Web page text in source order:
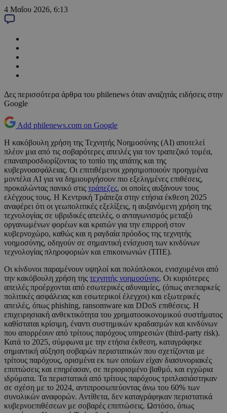
4 Μαΐου 2026, 6:13
Δες περισσότερα άρθρα του philenews όταν αναζητάς ειδήσεις στην
Google
Add philenews.com on Google
Η κακόβουλη χρήση της Τεχνητής Νοημοσύνης (AI) αποτελεί
πλέον μια από τις σοβαρότερες απειλές για τον τραπεζικό τομέα,
επαναπροσδιορίζοντας το τοπίο της απάτης και της
κυβερνοασφάλειας. Οι επιτιθέμενοι χρησιμοποιούν προηγμένα
μοντέλα AI για να δημιουργήσουν πιο εξελιγμένες επιθέσεις,
προκαλώντας πανικό στις τράπεζες, οι οποίες αυξάνουν τους
ελέγχους τους. Η Κεντρική Τράπεζα στην ετήσια έκθεση 2025
αναφέρει ότι οι γεωπολιτικές εξελίξεις, η αυξανόμενη χρήση της
τεχνολογίας σε υβριδικές απειλές, ο ανταγωνισμός μεταξύ
οργανωμένων φορέων και κρατών για την επιρροή στον
κυβερνοχώρο, καθώς και η ραγδαία πρόοδος της τεχνητής
νοημοσύνης, οδηγούν σε σημαντική ενίσχυση των κινδύνων
τεχνολογίας πληροφοριών και επικοινωνιών (ΤΠΕ).
Οι κίνδυνοι παραμένουν υψηλοί και πολύπλοκοι, ενισχυμένοι από
την κακόβουλη χρήση της τεχνητής νοημοσύνης. Οι κυριότερες
απειλές προέρχονται από εσωτερικές αδυναμίες, (όπως ανεπαρκείς
πολιτικές ασφάλειας και εσωτερικοί έλεγχοι) και εξωτερικές
απειλές, όπως phishing, ransomware και DDoS επιθέσεις. Η
επιχειρησιακή ανθεκτικότητα του χρηματοοικονομικού συστήματος
καθίσταται κρίσιμη, έναντι συστημικών κραδασμών και κινδύνων
που απορρέουν από τρίτους παρόχους υπηρεσιών (third-party risk).
Κατά το 2025, σύμφωνα με την ετήσια έκθεση, καταγράφηκε
σημαντική αύξηση σοβαρών περιστατικών που σχετίζονται με
τρίτους παρόχους, ορισμένα εκ των οποίων είχαν διασυνοριακές
επιπτώσεις και επηρέασαν, σε περιορισμένο βαθμό, και εγχώρια
ιδρύματα. Τα περιστατικά από τρίτους παρόχους τριπλασιάστηκαν
σε σχέση με το 2024, αντιπροσωπεύοντας άνω του 60% των
συνολικών αναφορών. Αντίθετα, δεν καταγράφηκαν περιστατικά
κυβερνοεπιθέσεων με σοβαρές επιπτώσεις. Ωστόσο, όπως